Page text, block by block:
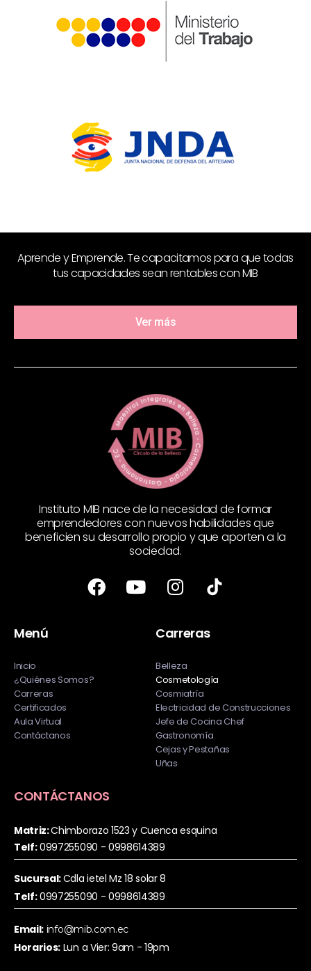
Aprende y Emprende. Te capacitamos para que todas
tus capacidades sean rentables con MIB
Ver más
Instituto MIB nace de la necesidad de formar
emprendedores con nuevos habilidades que
beneficien su desarrollo propio y que aporten a la
sociedad.
Menú
Inicio
¿Quiénes Somos?
Carreras
Certificados
Aula Virtual
Contáctanos
Carreras
Belleza
Cosmetología
Cosmiatría
Electricidad de Construcciones
Jefe de Cocina Chef
Gastronomía
Cejas y Pestañas
Uñas
CONTÁCTANOS
Matriz:Chimborazo 1523 y Cuenca esquina
Telf:0997255090 - 0998614389
Sucursal:Cdla ietel Mz 18 solar 8
Telf:0997255090 - 0998614389
Email: info@mib.com.ec
Horarios: Lun a Vier: 9am - 19pm